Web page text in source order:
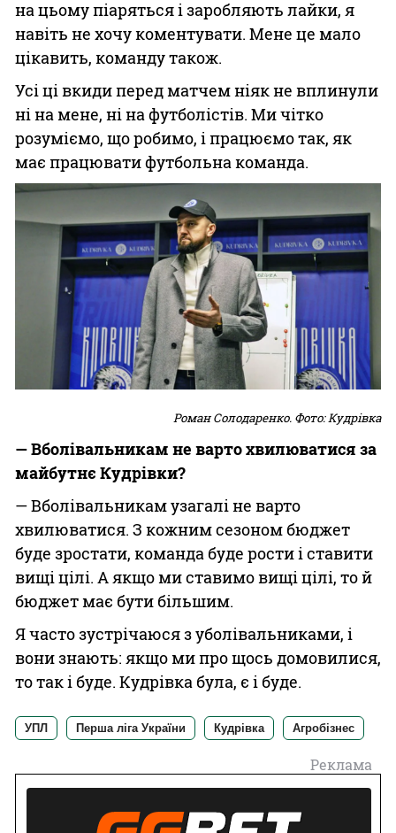
на цьому піаряться і заробляють лайки, я
навіть не хочу коментувати. Мене це мало
цікавить, команду також.
Усі ці вкиди перед матчем ніяк не вплинули
ні на мене, ні на футболістів. Ми чітко
розуміємо, що робимо, і працюємо так, як
має працювати футбольна команда.
Роман Солодаренко. Фото: Кудрівка
— Вболівальникам не варто хвилюватися за
майбутнє Кудрівки?
— Вболівальникам узагалі не варто
хвилюватися. З кожним сезоном бюджет
буде зростати, команда буде рости і ставити
вищі цілі. А якщо ми ставимо вищі цілі, то й
бюджет має бути більшим.
Я часто зустрічаюся з уболівальниками, і
вони знають: якщо ми про щось домовилися,
то так і буде. Кудрівка була, є і буде.
УПЛ Перша ліга України Кудрівка Агробізнес
Реклама